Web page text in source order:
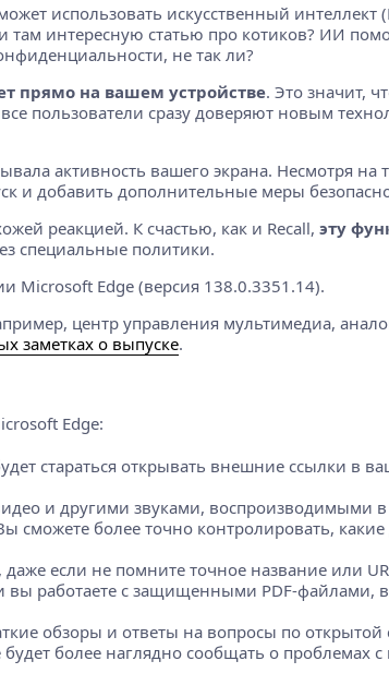
использовать искусственный
интересную статью про котиков? ИИ
не так ли?
прямо на вашем устройстве. Это значит,
пользователи сразу доверяют новым
активность вашего экрана. Несмотря
и добавить дополнительные меры
реакцией. К счастью, как и Recall, эту
специальные политики.
Microsoft Edge (версия 138.0.3351.14).
центр управления мультимедиа,
заметках о выпуске.
Edge:
стараться открывать внешние ссылки в
и другими звуками, воспроизводимыми в
сможете более точно контролировать,
если не помните точное название или
вы работаете с защищенными PDF-файлами,
обзоры и ответы на вопросы по
более наглядно сообщать о проблемах